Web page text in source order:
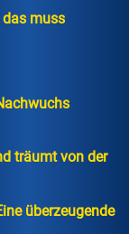
muss
träumt von der
überzeugende